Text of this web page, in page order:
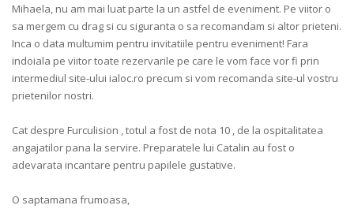
Mihaela, nu am mai luat parte la un astfel de eveniment. Pe viitor o
sa mergem cu drag si cu siguranta o sa recomandam si altor prieteni.
Inca o data multumim pentru invitatiile pentru eveniment! Fara
indoiala pe viitor toate rezervarile pe care le vom face vor fi prin
intermediul site-ului ialoc.ro precum si vom recomanda site-ul vostru
prietenilor nostri.
Cat despre Furculision , totul a fost de nota 10 , de la ospitalitatea
angajatilor pana la servire. Preparatele lui Catalin au fost o
adevarata incantare pentru papilele gustative.
O saptamana frumoasa,